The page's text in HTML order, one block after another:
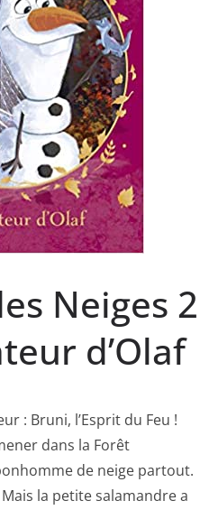
Neiges 2
d’Olaf
: Bruni, l’Esprit du Feu !
dans la Forêt
de neige partout.
la petite salamandre a